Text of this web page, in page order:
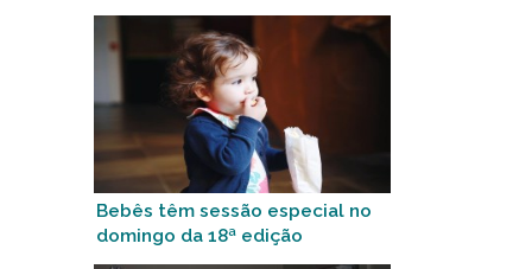
Bebês têm sessão especial no
domingo da 18ª edição